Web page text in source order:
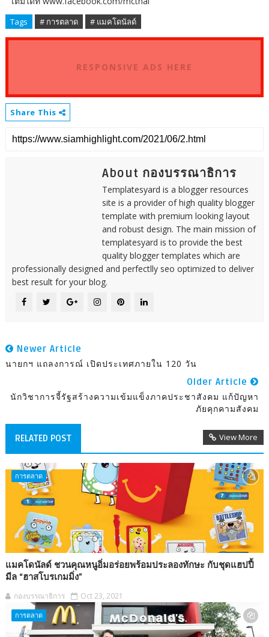
Tags # การตลาด # แมคโดนัลด์
RESPONSIVE ADS HERE
Share This
About กองบรรณาธิการ
Templatesyard is a blogger resources
site is a provider of high quality blogger
template with premium looking layout
and robust design. The main mission of
templatesyard is to provide the best
quality blogger templates which are
professionally designed and perfectlly seo optimized to deliver
best result for your blog.
Newer Article
นายกฯ แถลงการณ์ เปิดประเทศภายใน 120 วัน
Older Article
นักวิชาการจี้รัฐสร้างความเข้มแข็งภาคประชาสังคม แก้ปัญหา
ภัยคุกคามสังคม
RELATED POST View More
การตลาด
แมคโดนัลด์ ชวนคุณหนูอิ่มอร่อยพร้อมประลองทักษะ กับชุดแฮปปี้
มีล “ฮาสโบรเกมมิ่ง”
กองบรรณาธิการ Oct 23, 2021
การตลาด